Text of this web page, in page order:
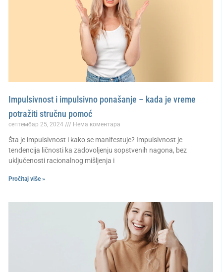
Impulsivnost i impulsivno ponašanje – kada je vreme
potražiti stručnu pomoć
септембар 25, 2024 Нема коментара
Šta je impulsivnost i kako se manifestuje? Impulsivnost je
tendencija ličnosti ka zadovoljenju sopstvenih nagona, bez
uključenosti racionalnog mišljenja i
Pročitaj više »